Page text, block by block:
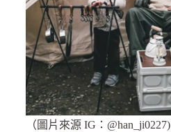
（圖片來源 IG：@han_ji0227)